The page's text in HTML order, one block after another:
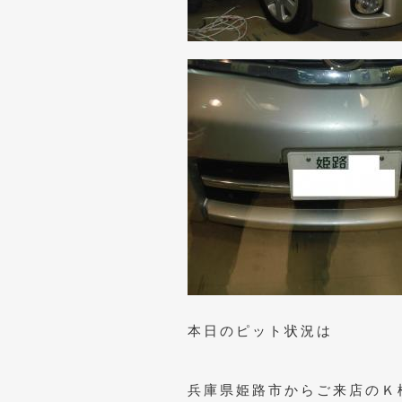
本日のピット状況は
兵庫県姫路市からご来店のＫ